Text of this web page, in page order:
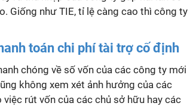
Giống như TIE, tỉ lệ càng cao thì công ty
toán chi phí tài trợ cố định
chóng về số vốn của các công ty mới
không xem xét ảnh hưởng của các
rút vốn của các chủ sở hữu hay các